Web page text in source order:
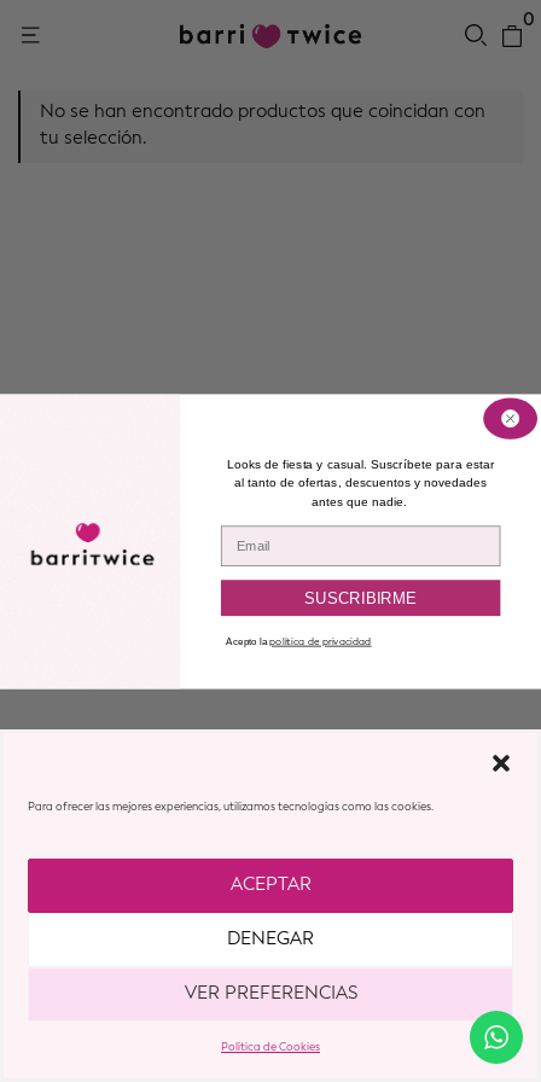
Para ofrecer las mejores experiencias, utilizamos tecnologías como las cookies.
ACEPTAR
DENEGAR
VER PREFERENCIAS
Política de Cookies
0
No se han encontrado productos que coincidan con
tu selección.
Looks de fiesta y casual. Suscríbete para estar
al tanto de ofertas, descuentos y novedades
antes que nadie.
SUSCRIBIRME
Acepto lapolítica de privacidad